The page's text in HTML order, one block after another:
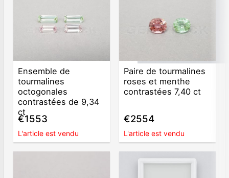
Ensemble de
tourmalines
octogonales
contrastées de 9,34
ct
€1553
L'article est vendu
Paire de tourmalines
roses et menthe
contrastées 7,40 ct
€2554
L'article est vendu